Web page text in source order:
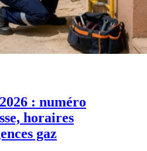
: numéro
horaires
gaz